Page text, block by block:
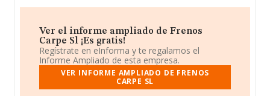
Ver el informe ampliado de Frenos
Carpe Sl ¡Es gratis!
Regístrate en eInforma y te regalamos el
Informe Ampliado de esta empresa.
VER INFORME AMPLIADO DE FRENOS
CARPE SL